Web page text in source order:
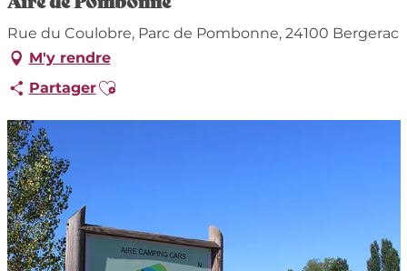
Rue du Coulobre, Parc de Pombonne, 24100 Bergerac
M'y rendre
PartagerAjouter aux favoris